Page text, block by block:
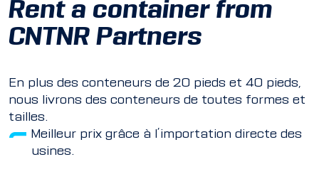
Rent a container from
CNTNR Partners
En plus des conteneurs de 20 pieds et 40 pieds,
nous livrons des conteneurs de toutes formes et
tailles.
Meilleur prix grâce à l’importation directe des
usines.